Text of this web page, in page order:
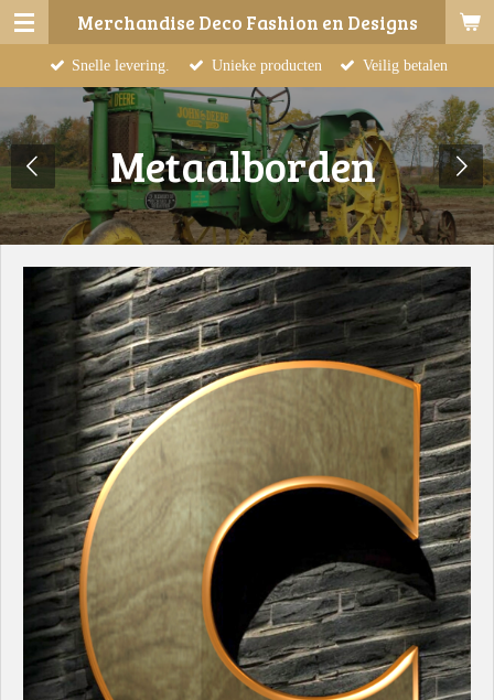
Ga
hoofdinhoud
Merchandise Deco Fashion en Designs
Snelle levering. Unieke producten Veilig betalen